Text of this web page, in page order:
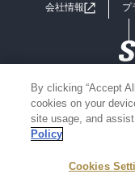
ミステリー
歴史・時代小説
会社情報 プ
Copyright 2017 -
Information on the
By clicking “Accept
cookies on your
site usage, and
Policy
Cookies